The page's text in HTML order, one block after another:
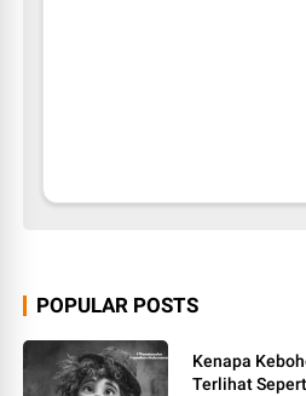
POPULAR POSTS
Kenapa
Terlihat